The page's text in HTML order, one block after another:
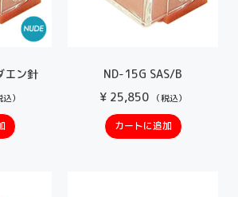
エン針
込）
ND-15G SAS/B
¥25,850 （税込）
カートに追加